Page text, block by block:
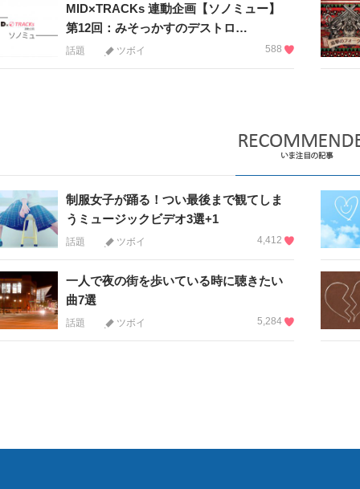
MID×TRACKs 連動企画【ソノミュー】
第12回：みそっかすのデストロ…
話題 ツボイ 588
制服女子が踊る！つい最後まで観てしま
うミュージックビデオ3選+1
話題 ツボイ 4,412
一人で夜の街を歩いている時に聴きたい
曲7選
話題 ツボイ 5,284